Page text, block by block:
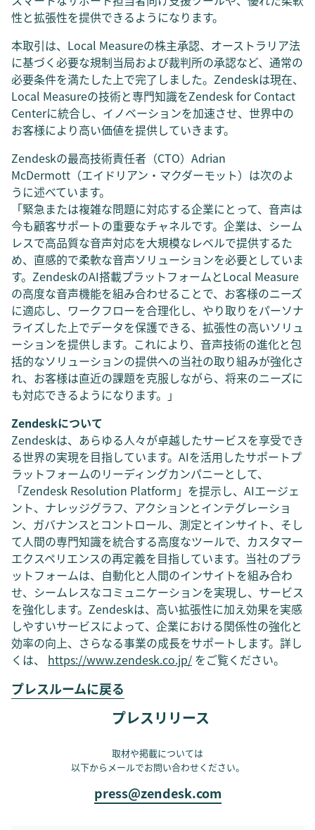
プレスリリース
取材や掲載については
以下からメールでお問い合わせください。
press@zendesk.com
性と拡張性を提供できるようになります。
本取引は、Local Measureの株主承認、オーストラリア法
に基づく必要な規制当局および裁判所の承認など、通常の
必要条件を満たした上で完了しました。Zendeskは現在、
Local Measureの技術と専門知識をZendesk for Contact
Centerに統合し、イノベーションを加速させ、世界中の
お客様により高い価値を提供していきます。
Zendeskの最高技術責任者（CTO）Adrian
McDermott（エイドリアン・マクダーモット）は次のよ
うに述べています。
「緊急または複雑な問題に対応する企業にとって、音声は
今も顧客サポートの重要なチャネルです。企業は、シーム
レスで高品質な音声対応を大規模なレベルで提供するた
め、直感的で柔軟な音声ソリューションを必要としていま
す。ZendeskのAI搭載プラットフォームとLocal Measure
の高度な音声機能を組み合わせることで、お客様のニーズ
に適応し、ワークフローを合理化し、やり取りをパーソナ
ライズした上でデータを保護できる、拡張性の高いソリュ
ーションを提供します。これにより、音声技術の進化と包
括的なソリューションの提供への当社の取り組みが強化さ
れ、お客様は直近の課題を克服しながら、将来のニーズに
も対応できるようになります。」
Zendeskについて
Zendeskは、あらゆる人々が卓越したサービスを享受でき
る世界の実現を目指しています。AIを活用したサポートプ
ラットフォームのリーディングカンパニーとして、
「Zendesk Resolution Platform」を提示し、AIエージェ
ント、ナレッジグラフ、アクションとインテグレーショ
ン、ガバナンスとコントロール、測定とインサイト、そし
て人間の専門知識を統合する高度なツールで、カスタマー
エクスペリエンスの再定義を目指しています。当社のプラ
ットフォームは、自動化と人間のインサイトを組み合わ
せ、シームレスなコミュニケーションを実現し、サービス
を強化します。Zendeskは、高い拡張性に加え効果を実感
しやすいサービスによって、企業における関係性の強化と
効率の向上、さらなる事業の成長をサポートします。詳し
くは、 https://www.zendesk.co.jp/ をご覧ください。
プレスルームに戻る